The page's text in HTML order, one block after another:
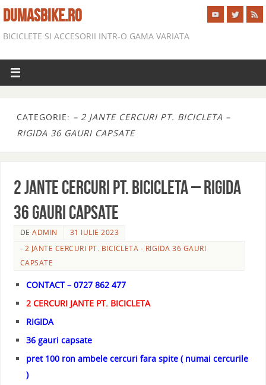
DUMASBIKE.RO
BICICLETE SI ACCESORII INTR-O GAMA VARIATA
CATEGORIE: – 2 JANTE CERCURI PT. BICICLETA –
RIGIDA 36 GAURI CAPSATE
2 JANTE CERCURI PT. BICICLETA – RIGIDA
36 GAURI CAPSATE
DEADMIN
31 IULIE 2023
- 2 JANTE CERCURI PT. BICICLETA - RIGIDA 36 GAURI
CAPSATE
CONTACT – 0727 862 477
2 CERCURI JANTE PT. BICICLETA
RIGIDA
36 gauri capsate
pret 100 ron ambele cercuri fara spite ( numai cercurile
)